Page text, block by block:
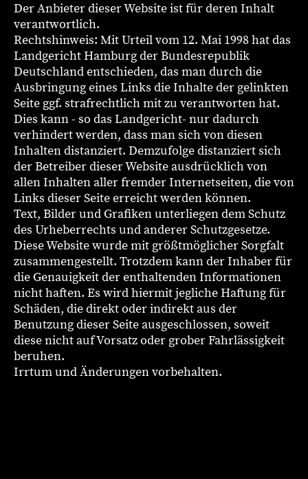
Der Anbieter dieser Website ist für deren Inhalt
verantwortlich.
Rechtshinweis: Mit Urteil vom 12. Mai 1998 hat das
Landgericht Hamburg der Bundesrepublik
Deutschland entschieden, das man durch die
Ausbringung eines Links die Inhalte der gelinkten
Seite ggf. strafrechtlich mit zu verantworten hat.
Dies kann - so das Landgericht- nur dadurch
verhindert werden, dass man sich von diesen
Inhalten distanziert. Demzufolge distanziert sich
der Betreiber dieser Website ausdrücklich von
allen Inhalten aller fremder Internetseiten, die von
Links dieser Seite erreicht werden können.
Text, Bilder und Grafiken unterliegen dem Schutz
des Urheberrechts und anderer Schutzgesetze.
Diese Website wurde mit größtmöglicher Sorgfalt
zusammengestellt. Trotzdem kann der Inhaber für
die Genauigkeit der enthaltenden Informationen
nicht haften. Es wird hiermit jegliche Haftung für
Schäden, die direkt oder indirekt aus der
Benutzung dieser Seite ausgeschlossen, soweit
diese nicht auf Vorsatz oder grober Fahrlässigkeit
beruhen.
Irrtum und Änderungen vorbehalten.